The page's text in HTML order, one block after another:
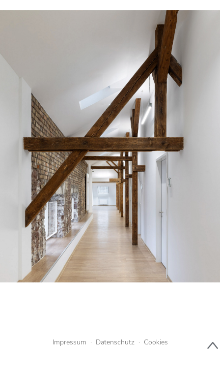
Impressum · Datenschutz · Cookies